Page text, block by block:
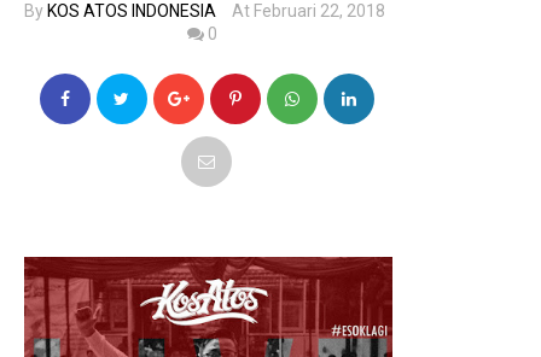
By KOS ATOS INDONESIA
At Februari 22, 2018
0